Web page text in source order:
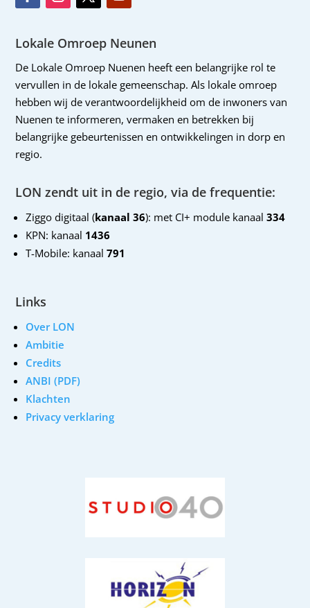
Lokale Omroep Neunen
De Lokale Omroep Nuenen heeft een belangrijke rol te
vervullen in de lokale gemeenschap. Als lokale omroep
hebben wij de verantwoordelijkheid om de inwoners van
Nuenen te informeren, vermaken en betrekken bij
belangrijke gebeurtenissen en ontwikkelingen in dorp en
regio.
LON zendt uit in de regio, via de frequentie:
Ziggo digitaal (kanaal 36): met CI+ module kanaal 334
KPN: kanaal 1436
T-Mobile: kanaal791
Links
Over LON
Ambitie
Credits
ANBI (PDF)
Klachten
Privacy verklaring